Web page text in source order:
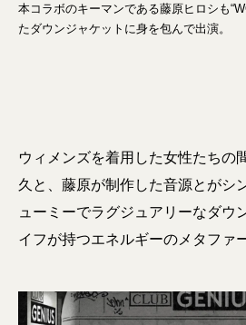
本コラボのキーマンである藤原ヒロシも
たダウンジャケットに身を包んで出演。
ウィメンズを着用した女性たちの
久と、藤原が制作した音源とがシ
ューミーでラグジュアリーなダウ
イフが持つエネルギーのメタファ